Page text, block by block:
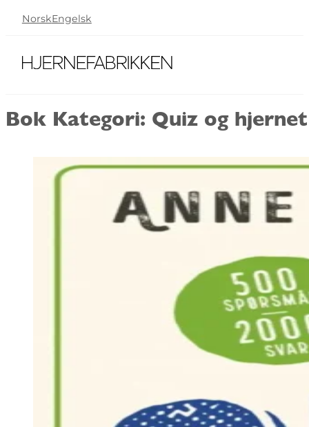
NorskEngelsk
Bok Kategori: Quiz og